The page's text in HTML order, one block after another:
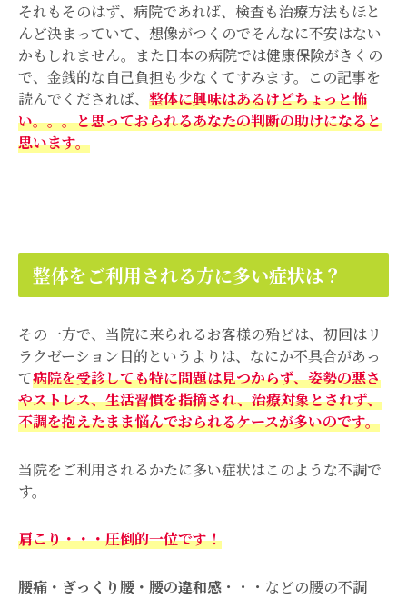
それもそのはず、病院であれば、検査も治療方法もほと
んど決まっていて、想像がつくのでそんなに不安はない
かもしれません。また日本の病院では健康保険がきくの
で、金銭的な自己負担も少なくてすみます。この記事を
読んでくだされば、 整体に興味はあるけどちょっと怖
い。。。と思っておられるあなたの判断の助けになると
思います。
整体をご利用される方に多い症状は？
その一方で、当院に来られるお客様の殆どは、初回はリ
ラクゼーション目的というよりは、なにか不具合があっ
て病院を受診しても特に問題は見つからず、姿勢の悪さ
やストレス、生活習慣を指摘され、治療対象とされず、
不調を抱えたまま悩んでおられるケースが多いのです。
当院をご利用されるかたに多い症状はこのような不調で
す。
肩こり・・・圧倒的一位です！
腰痛・ぎっくり腰・腰の違和感 ・・・などの腰の不調